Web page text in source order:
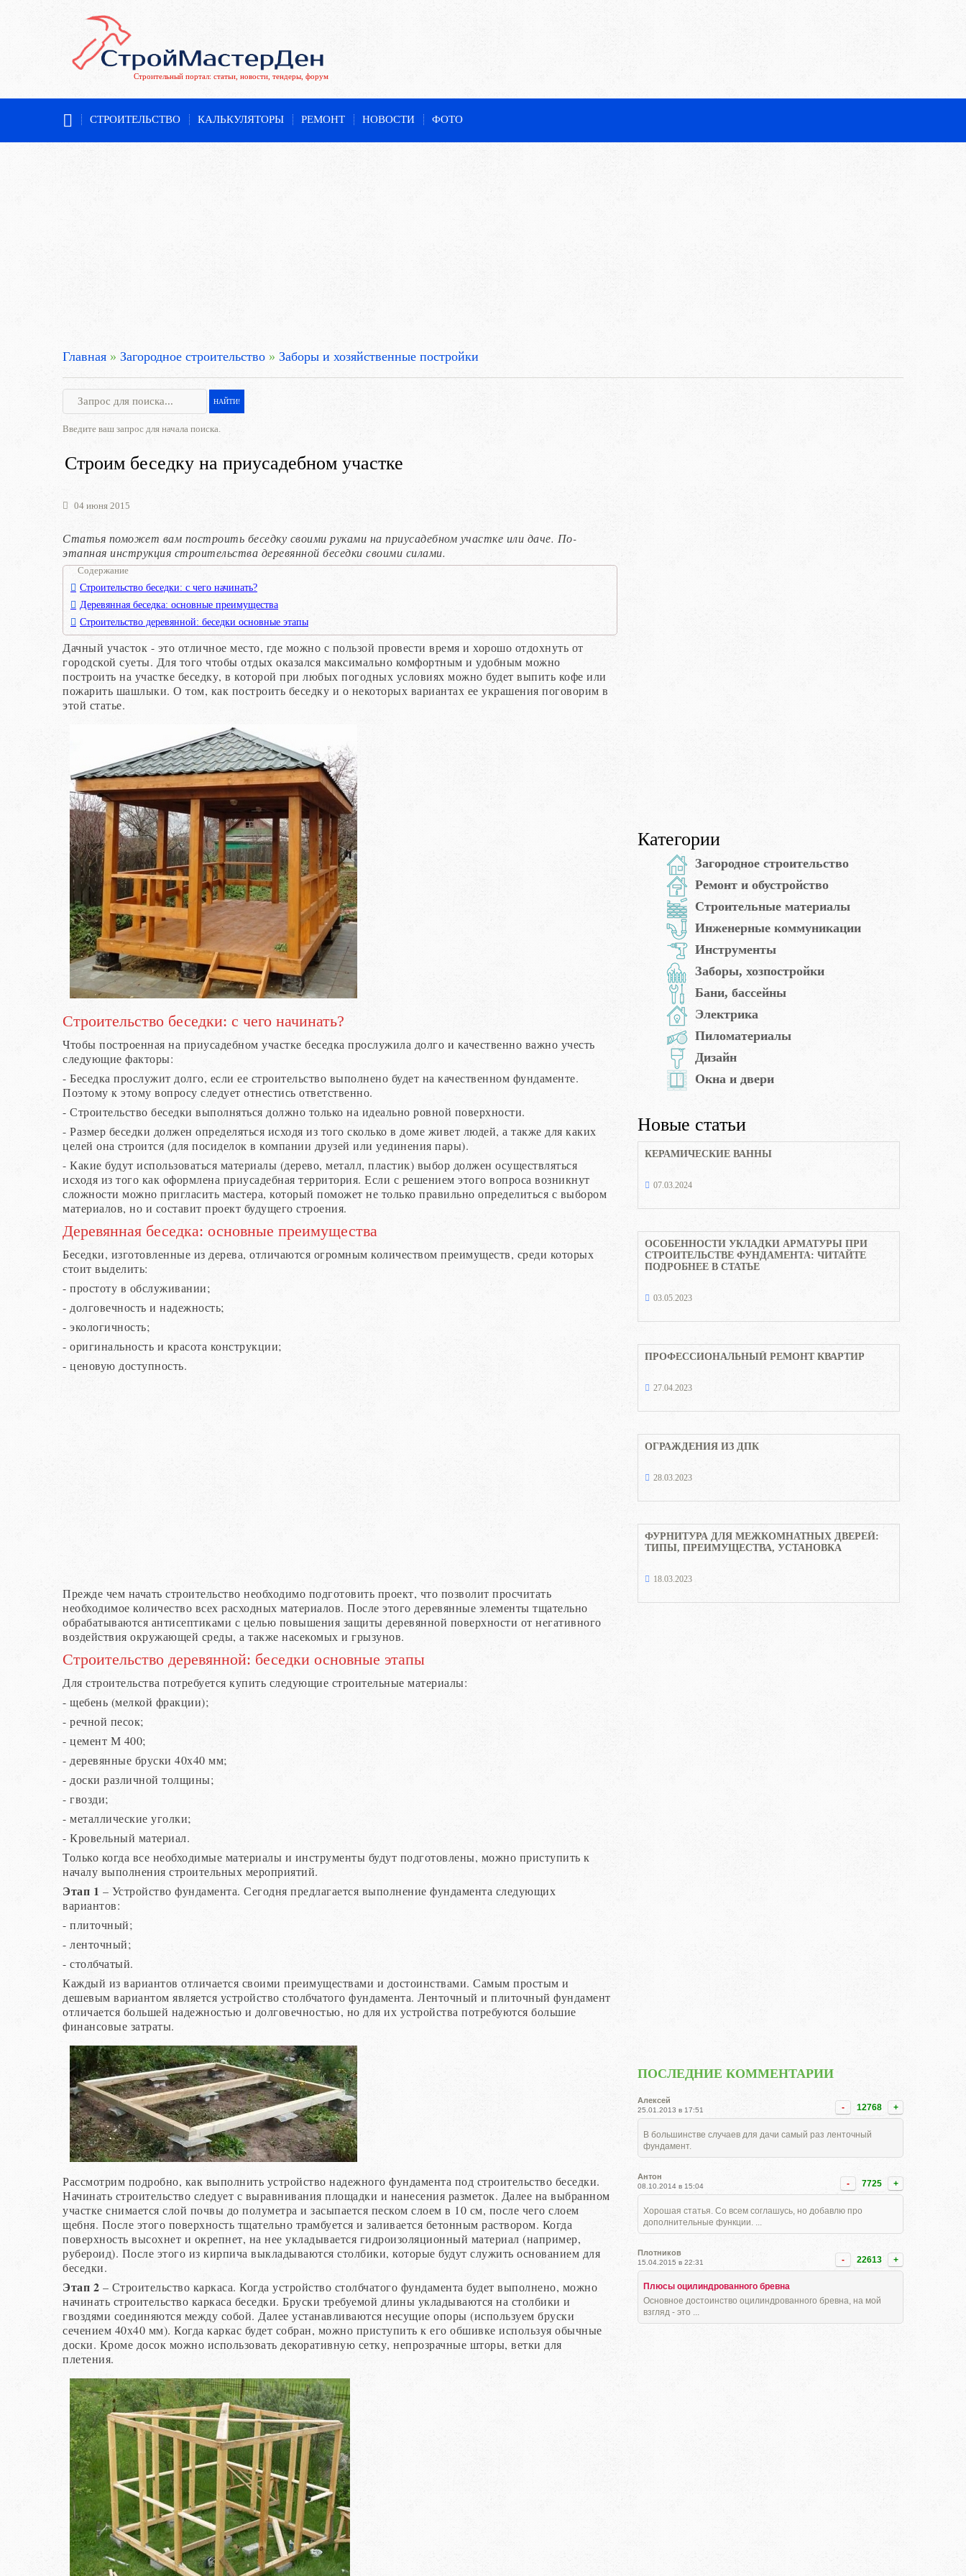
Строительный портал: статьи, новости, тендеры, форум
СТРОИТЕЛЬСТВО КАЛЬКУЛЯТОРЫ РЕМОНТ НОВОСТИ ФОТО
Главная » Загородное строительство » Заборы и хозяйственные постройки
Введите ваш запрос для начала поиска.
Строим беседку на приусадебном участке
04 июня 2015
Статья поможет вам построить беседку своими руками на приусадебном участке или даче. По-
этапная инструкция строительства деревянной беседки своими силами.
Содержание
Строительство беседки: с чего начинать?
Деревянная беседка: основные преимущества
Строительство деревянной: беседки основные этапы
Дачный участок - это отличное место, где можно с пользой провести время и хорошо отдохнуть от
городской суеты. Для того чтобы отдых оказался максимально комфортным и удобным можно
построить на участке беседку, в которой при любых погодных условиях можно будет выпить кофе или
пожарить шашлыки. О том, как построить беседку и о некоторых вариантах ее украшения поговорим в
этой статье.
Строительство беседки: с чего начинать?
Чтобы построенная на приусадебном участке беседка прослужила долго и качественно важно учесть
следующие факторы:
- Беседка прослужит долго, если ее строительство выполнено будет на качественном фундаменте.
Поэтому к этому вопросу следует отнестись ответственно.
- Строительство беседки выполняться должно только на идеально ровной поверхности.
- Размер беседки должен определяться исходя из того сколько в доме живет людей, а также для каких
целей она строится (для посиделок в компании друзей или уединения пары).
- Какие будут использоваться материалы (дерево, металл, пластик) выбор должен осуществляться
исходя из того как оформлена приусадебная территория. Если с решением этого вопроса возникнут
сложности можно пригласить мастера, который поможет не только правильно определиться с выбором
материалов, но и составит проект будущего строения.
Деревянная беседка: основные преимущества
Беседки, изготовленные из дерева, отличаются огромным количеством преимуществ, среди которых
стоит выделить:
- простоту в обслуживании;
- долговечность и надежность;
- экологичность;
- оригинальность и красота конструкции;
- ценовую доступность.
Прежде чем начать строительство необходимо подготовить проект, что позволит просчитать
необходимое количество всех расходных материалов. После этого деревянные элементы тщательно
обрабатываются антисептиками с целью повышения защиты деревянной поверхности от негативного
воздействия окружающей среды, а также насекомых и грызунов.
Строительство деревянной: беседки основные этапы
Для строительства потребуется купить следующие строительные материалы:
- щебень (мелкой фракции);
- речной песок;
- цемент М 400;
- деревянные бруски 40х40 мм;
- доски различной толщины;
- гвозди;
- металлические уголки;
- Кровельный материал.
Только когда все необходимые материалы и инструменты будут подготовлены, можно приступить к
началу выполнения строительных мероприятий.
Этап 1 – Устройство фундамента. Сегодня предлагается выполнение фундамента следующих
вариантов:
- плиточный;
- ленточный;
- столбчатый.
Каждый из вариантов отличается своими преимуществами и достоинствами. Самым простым и
дешевым вариантом является устройство столбчатого фундамента. Ленточный и плиточный фундамент
отличается большей надежностью и долговечностью, но для их устройства потребуются большие
финансовые затраты.
Рассмотрим подробно, как выполнить устройство надежного фундамента под строительство беседки.
Начинать строительство следует с выравнивания площадки и нанесения разметок. Далее на выбранном
участке снимается слой почвы до полуметра и засыпается песком слоем в 10 см, после чего слоем
щебня. После этого поверхность тщательно трамбуется и заливается бетонным раствором. Когда
поверхность высохнет и окрепнет, на нее укладывается гидроизоляционный материал (например,
рубероид). После этого из кирпича выкладываются столбики, которые будут служить основанием для
беседки.
Этап 2 – Строительство каркаса. Когда устройство столбчатого фундамента будет выполнено, можно
начинать строительство каркаса беседки. Бруски требуемой длины укладываются на столбики и
гвоздями соединяются между собой. Далее устанавливаются несущие опоры (используем бруски
сечением 40х40 мм). Когда каркас будет собран, можно приступить к его обшивке используя обычные
доски. Кроме досок можно использовать декоративную сетку, непрозрачные шторы, ветки для
плетения.
Категории
Загородное строительство
Ремонт и обустройство
Строительные материалы
Инженерные коммуникации
Инструменты
Заборы, хозпостройки
Бани, бассейны
Электрика
Пиломатериалы
Дизайн
Окна и двери
Новые статьи
КЕРАМИЧЕСКИЕ ВАННЫ
07.03.2024
ОСОБЕННОСТИ УКЛАДКИ АРМАТУРЫ ПРИ
СТРОИТЕЛЬСТВЕ ФУНДАМЕНТА: ЧИТАЙТЕ
ПОДРОБНЕЕ В СТАТЬЕ
03.05.2023
ПРОФЕССИОНАЛЬНЫЙ РЕМОНТ КВАРТИР
27.04.2023
ОГРАЖДЕНИЯ ИЗ ДПК
28.03.2023
ФУРНИТУРА ДЛЯ МЕЖКОМНАТНЫХ ДВЕРЕЙ:
ТИПЫ, ПРЕИМУЩЕСТВА, УСТАНОВКА
18.03.2023
ПОСЛЕДНИЕ КОММЕНТАРИИ
- 12768 +
Алексей
25.01.2013 в 17:51
В большинстве случаев для дачи самый раз ленточный
фундамент.
- 7725 +
Антон
08.10.2014 в 15:04
Хорошая статья. Со всем соглашусь, но добавлю про
дополнительные функции. ...
- 22613 +
Плотников
15.04.2015 в 22:31
Плюсы оцилиндрованного бревна
Основное достоинство оцилиндрованного бревна, на мой
взгляд - это ...